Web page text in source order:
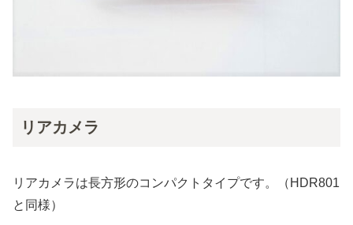
リアカメラ
リアカメラは長方形のコンパクトタイプです。（HDR801
と同様）